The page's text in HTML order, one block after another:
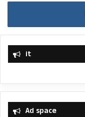
it
Ad space